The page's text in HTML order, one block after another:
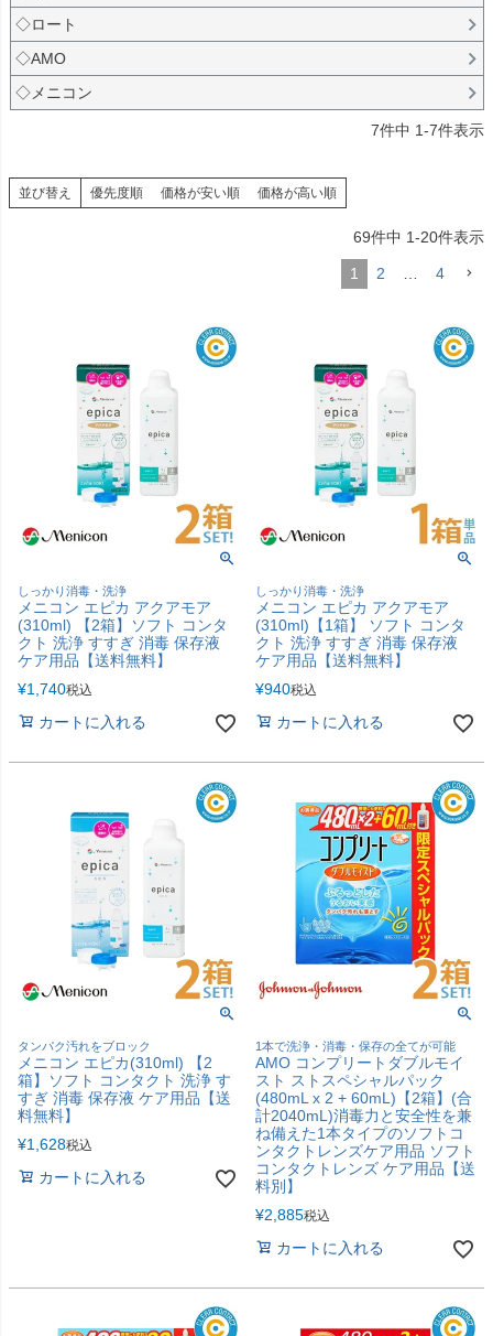
◇ロート
◇AMO
◇メニコン
7件中 1-7件表示
並び替え 優先度順 価格が安い順 価格が高い順
69件中 1-20件表示
1 2 … 4
しっかり消毒・洗浄
メニコン エピカ アクアモア
(310ml) 【2箱】ソフト コンタ
クト 洗浄 すすぎ 消毒 保存液
ケア用品【送料無料】
¥1,740税込
カートに入れる
しっかり消毒・洗浄
メニコン エピカ アクアモア
(310ml)【1箱】 ソフト コンタ
クト 洗浄 すすぎ 消毒 保存液
ケア用品【送料無料】
¥940税込
カートに入れる
タンパク汚れをブロック
メニコン エピカ(310ml) 【2
箱】ソフト コンタクト 洗浄 す
すぎ 消毒 保存液 ケア用品【送
料無料】
¥1,628税込
カートに入れる
1本で洗浄・消毒・保存の全てが可能
AMO コンプリートダブルモイ
スト ストスペシャルパック
(480mL x 2 + 60mL)【2箱】(合
計2040mL)消毒力と安全性を兼
ね備えた1本タイプのソフトコ
ンタクトレンズケア用品 ソフト
コンタクトレンズ ケア用品【送
料別】
¥2,885税込
カートに入れる